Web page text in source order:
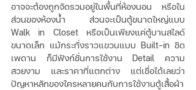
อาจจะต้องถูกจัดรวมอยู่ในพื้นที่ห้องนอน หรือใน
ส่วนของห้องน้ำ ส่วนจะเป็นตู้ขนาดใหญ่แบบ
Walk in Closet หรือเป็นเพียงแค่ตู้บานสไลด์
ขนาดเล็ก แม้กระทั่งราวแขวนแบบ Built-in ชิด
เพดาน ก็มีฟังก์ชั่นการใช้งาน Detail ความ
สวยงาม และราคาที่แตกต่าง แต่เชื่อได้เลยว่า
ปัญหาหลักของใครหลายคนกับการใช้งานตู้เสื้อผ้า